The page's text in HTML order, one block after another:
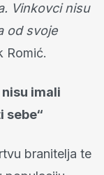
Vinkovci nisu
od svoje
Romić.
imali
sebe“
branitelja te